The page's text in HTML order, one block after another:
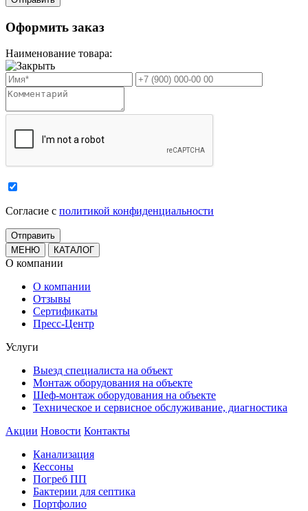
Оформить заказ
Наименование товара:
Cогласие с политикой конфиденциальности
МЕНЮ КАТАЛОГ
О компании
О компании
Отзывы
Сертификаты
Пресс-Центр
Услуги
Выезд специалиста на объект
Монтаж оборудования на объекте
Шеф-монтаж оборудования на объекте
Техническое и сервисное обслуживание, диагностика
Акции Новости Контакты
Канализация
Кессоны
Погреб ПП
Бактерии для септика
Портфолио